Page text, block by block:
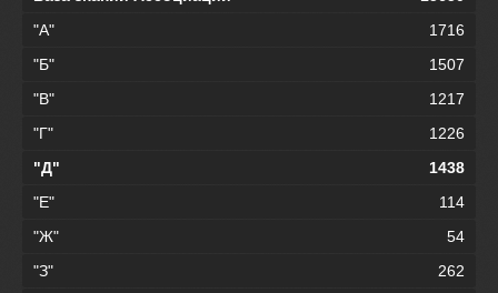
"А"
1716
"Б"
1507
"В"
1217
"Г"
1226
"Д"
1438
"Е"
114
"Ж"
54
"З"
262